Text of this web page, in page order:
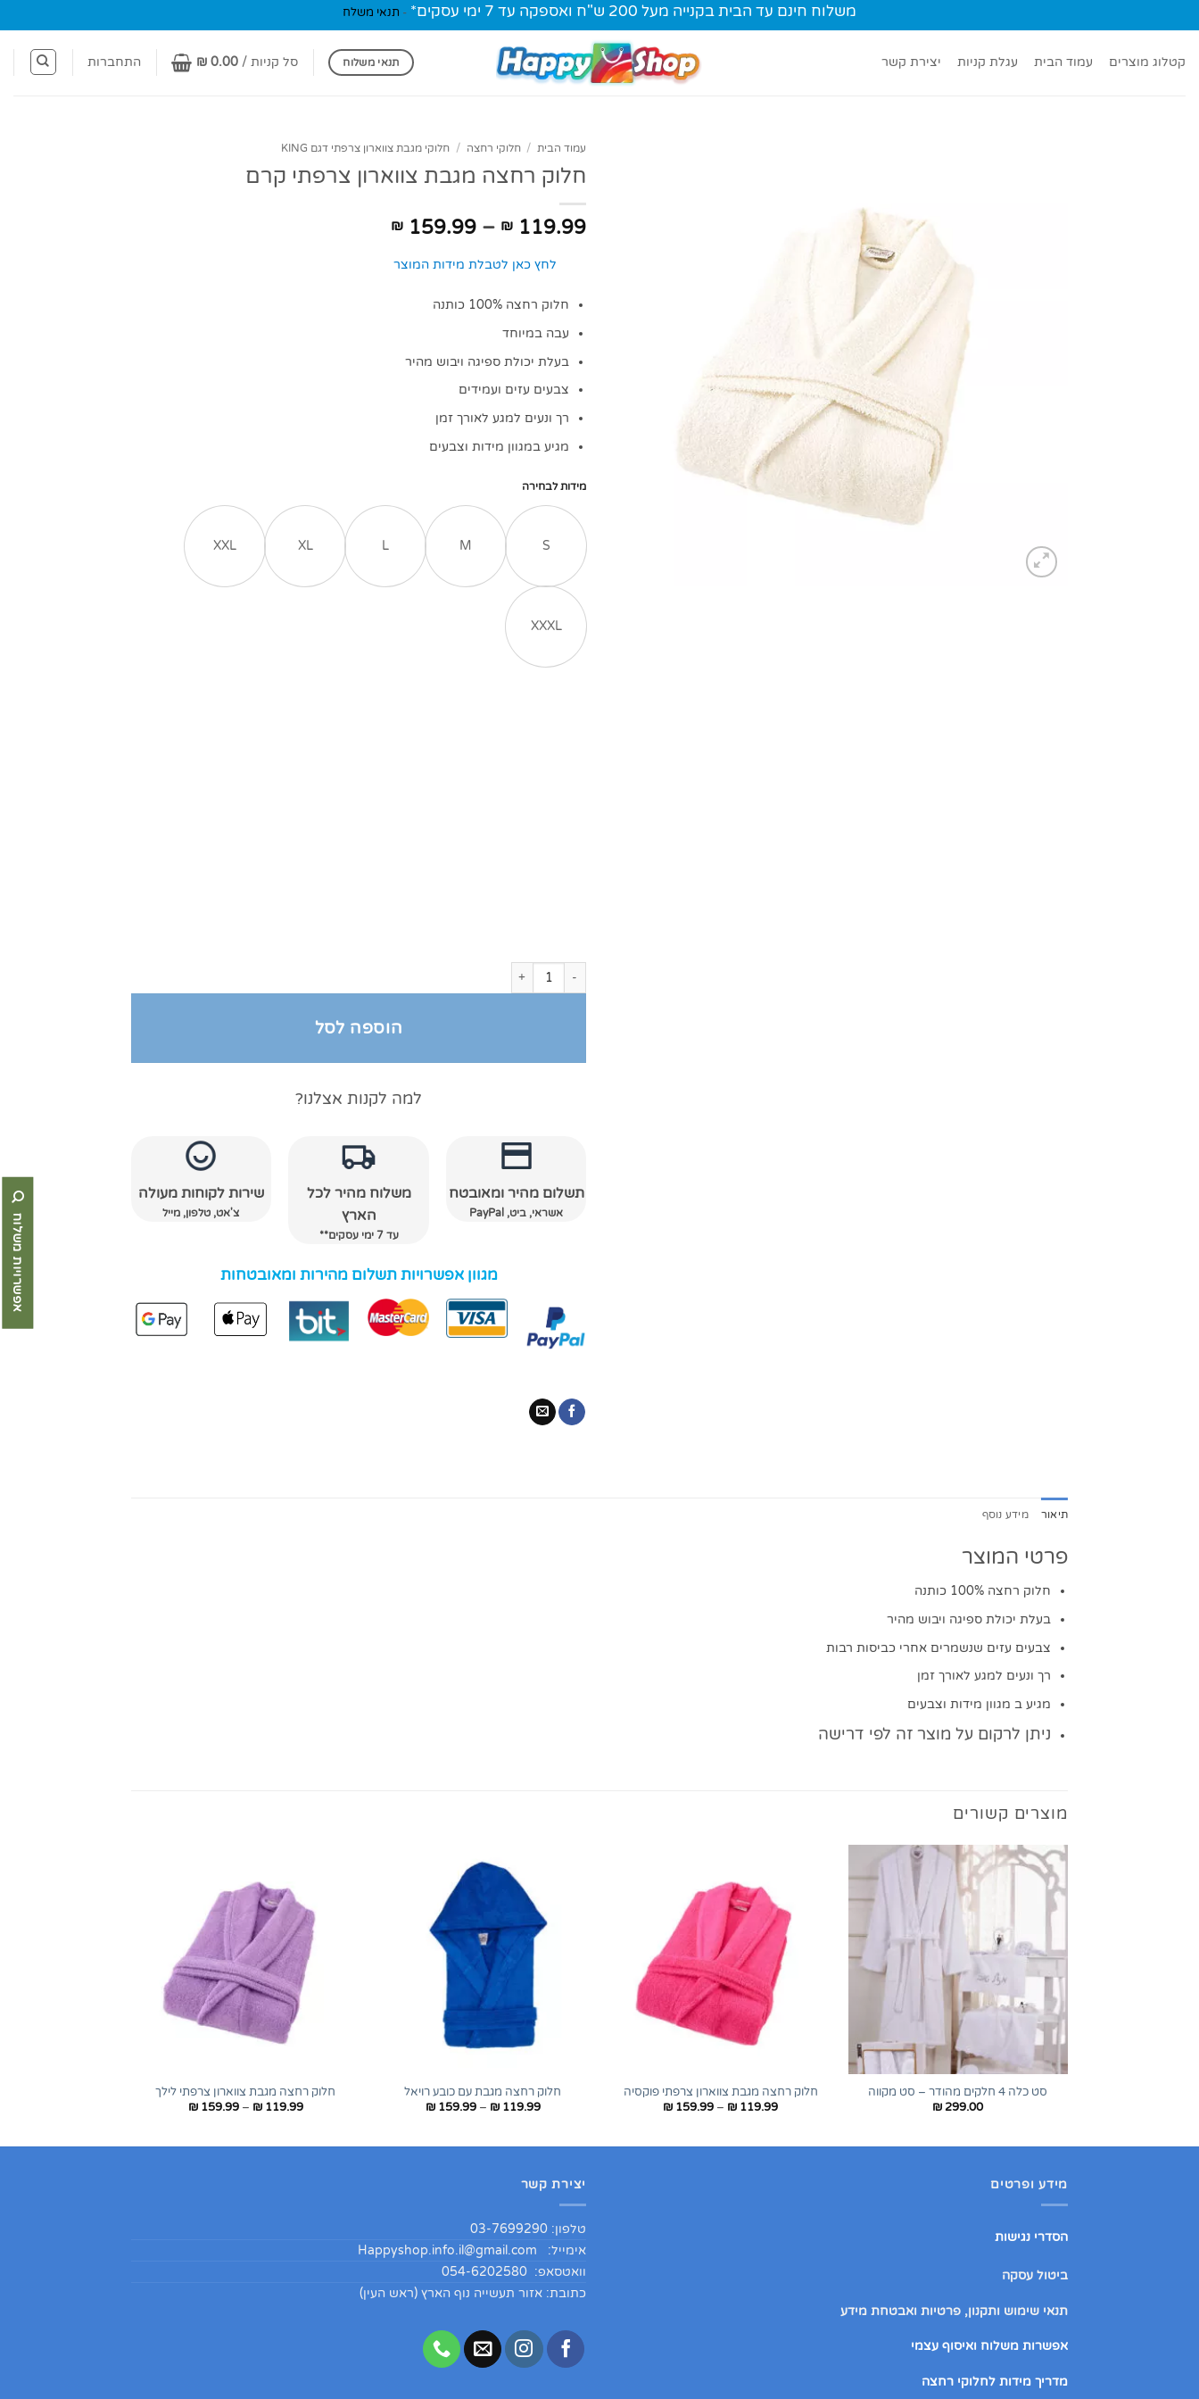
to
משלוח חינם עד הבית בקנייה מעל 200 ש"ח ואספקה עד 7 ימי עסקים* - תנאי משלח
קטלוג מוצרים עמוד הבית עגלת קניות יצירת קשר תנאי משלוח סל קניות / ₪ 0.00 התחברות
עמוד הבית / חלוקי רחצה / חלוקי מגבת צווארון צרפתי דגם KING
חלוק רחצה מגבת צווארון צרפתי קרם
₪ 119.99
–
₪ 159.99
לחץ כאן לטבלת מידות המוצר
חלוק רחצה 100% כותנה
עבה במיוחד
בעלת יכולת ספיגה ויבוש מהיר
צבעים עזים ועמידים
רך ונעים למגע לאורך זמן
מגיע במגוון מידות וצבעים
מידות לבחירה
S
M
L
XL
XXL
XXXL
כמות של חלוק רחצה מגבת צווארון צרפתי קרם
הוספה לסל
למה לקנות אצלנו?
תשלום מהיר ומאובטח
אשראי, ביט, PayPal
משלוח מהיר לכל
הארץ
עד 7 ימי עסקים**
שירות לקוחות מעולה
צ'אט, טלפון, מייל
מגוון אפשרויות תשלום מהירות ומאובטחות
תיאור מידע נוסף
פרטי המוצר
חלוק רחצה 100% כותנה
בעלת יכולת ספיגה ויבוש מהיר
צבעים עזים שנשמרים אחרי כביסות רבות
רך ונעים למגע לאורך זמן
מגיע ב מגוון מידות וצבעים
ניתן לרקום על מוצר זה לפי דרישה
מוצרים קשורים
סט כלה 4 חלקים מהודר – סט מקווה
₪ 299.00
חלוק רחצה מגבת צווארון צרפתי פוקסיה
₪ 119.99
–
₪ 159.99 טווח
⁦₪ 159.99⁩
חלוק רחצה מגבת עם כובע רויאל
₪119.99
–
₪159.99
⁦₪ 159.99⁩
חלוק רחצה מגבת צווארון צרפתי לילך
₪119.99
–
₪159.99
⁦₪ 159.99⁩
מידע ופרטים
הסדרי נגישות
ביטול עסקה
תנאי שימוש ותקנון, פרטיות ואבטחת מידע
אפשרות משלוח ואיסוף עצמי
מדריך מידות לחלוקי רחצה
יצירת קשר
טלפון: 03-7699290
אימייל: Happyshop.info.il@gmail.com
וואטסאפ: 054-6202580
כתובת: אזור תעשייה נוף הארץ (ראש העין)
אפשרויות משלוח